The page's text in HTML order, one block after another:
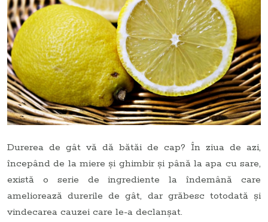
Durerea de gât vă dă bătăi de cap? În ziua de azi,
începând de la miere și ghimbir și până la apa cu sare,
există o serie de ingrediente la îndemână care
ameliorează durerile de gât, dar grăbesc totodată și
vindecarea cauzei care le-a declanșat.